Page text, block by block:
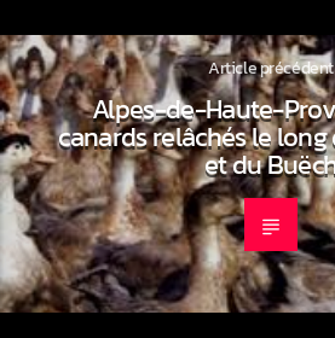
Article précédent
Alpes-de-Haute-
canards relâchés le
et du